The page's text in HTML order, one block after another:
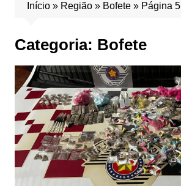
Início» Região» Bofete» Página 5
Categoria: Bofete